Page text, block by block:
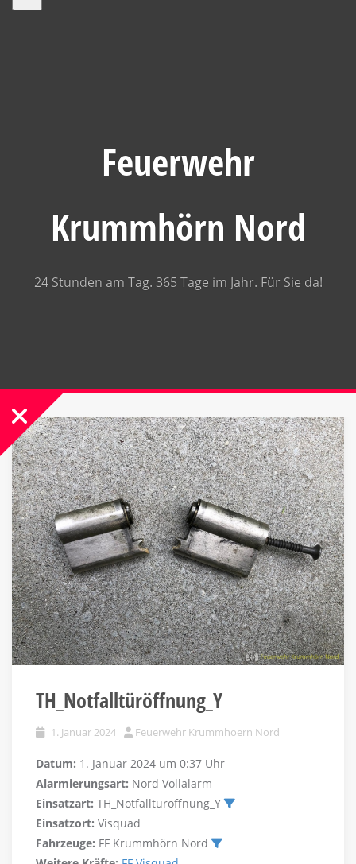
Feuerwehr
Krummhörn Nord
24 Stunden am Tag. 365 Tage im Jahr. Für Sie da!
TH_Notfalltüröffnung_Y
1. Januar 2024 Feuerwehr Krummhoern Nord
Datum: 1. Januar 2024 um 0:37 Uhr
Alarmierungsart: Nord Vollalarm
Einsatzart: TH_Notfalltüröffnung_Y
Einsatzort: Visquad
Fahrzeuge: FF Krummhörn Nord